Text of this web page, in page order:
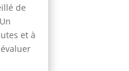
de
et à